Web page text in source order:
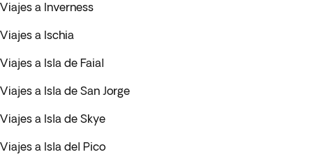
Viajes a Inverness
Viajes a Ischia
Viajes a Isla de Faial
Viajes a Isla de San Jorge
Viajes a Isla de Skye
Viajes a Isla del Pico